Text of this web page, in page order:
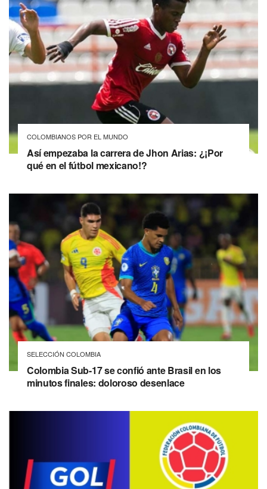
COLOMBIANOS POR EL MUNDO
Así empezaba la carrera de Jhon Arias: ¿¡Por
qué en el fútbol mexicano!?
SELECCIÓN COLOMBIA
Colombia Sub-17 se confió ante Brasil en los
minutos finales: doloroso desenlace